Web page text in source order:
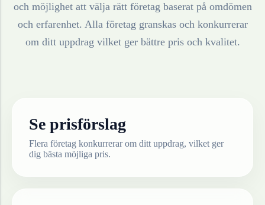
och möjlighet att välja rätt företag baserat på omdömen
och erfarenhet. Alla företag granskas och konkurrerar
om ditt uppdrag vilket ger bättre pris och kvalitet.
Se prisförslag
Flera företag konkurrerar om ditt uppdrag, vilket ger
dig bästa möjliga pris.